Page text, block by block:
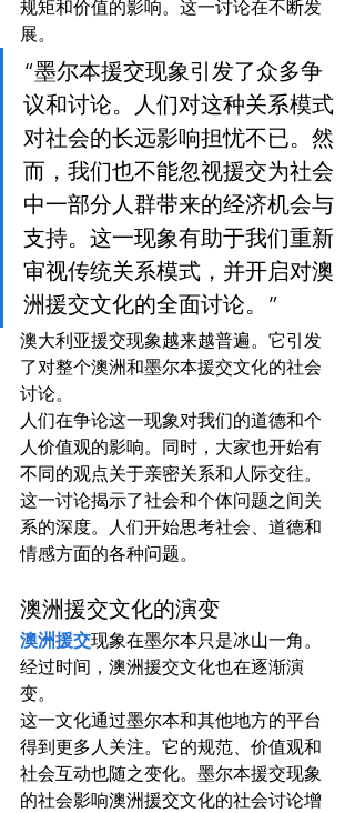
规矩和价值的影响。这一讨论在不断发
展。
“墨尔本援交现象引发了众多争
议和讨论。人们对这种关系模式
对社会的长远影响担忧不已。然
而，我们也不能忽视援交为社会
中一部分人群带来的经济机会与
支持。这一现象有助于我们重新
审视传统关系模式，并开启对澳
洲援交文化的全面讨论。”
澳大利亚援交现象越来越普遍。它引发
了对整个澳洲和墨尔本援交文化的社会
讨论。
人们在争论这一现象对我们的道德和个
人价值观的影响。同时，大家也开始有
不同的观点关于亲密关系和人际交往。
这一讨论揭示了社会和个体问题之间关
系的深度。人们开始思考社会、道德和
情感方面的各种问题。
澳洲援交文化的演变
澳洲援交现象在墨尔本只是冰山一角。
经过时间，澳洲援交文化也在逐渐演
变。
这一文化通过墨尔本和其他地方的平台
得到更多人关注。它的规范、价值观和
社会互动也随之变化。墨尔本援交现象
的社会影响澳洲援交文化的社会讨论增